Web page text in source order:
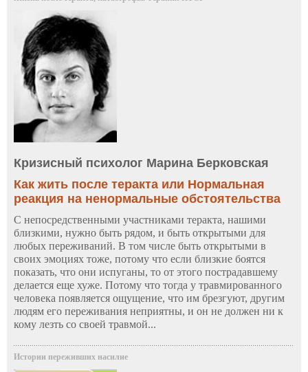
Кризисный психолог Марина Берковская
Как жить после теракта или Нормальная
реакция на ненормальные обстоятельства
С непосредственными участниками теракта, нашими
близкими, нужно быть рядом, и быть открытыми для
любых переживаний. В том числе быть открытыми в
своих эмоциях тоже, потому что если близкие боятся
показать, что они испуганы, то от этого пострадавшему
делается еще хуже. Потому что тогда у травмированного
человека появляется ощущение, что им брезгуют, другим
людям его переживания неприятны, и он не должен ни к
кому лезть со своей травмой...
Истории переживших насилие